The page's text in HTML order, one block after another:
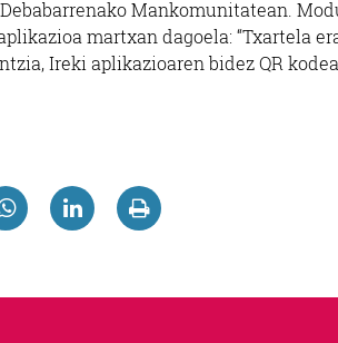
Mankomunitatean.
martxan dagoela: “Txartela
Ireki aplikazioaren bidez QR kodea